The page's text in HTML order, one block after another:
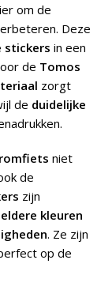
om de
Deze
stickers in een
de Tomos
zorgt
de duidelijke
niet
de
zijn
kleuren
. Ze zijn
op de